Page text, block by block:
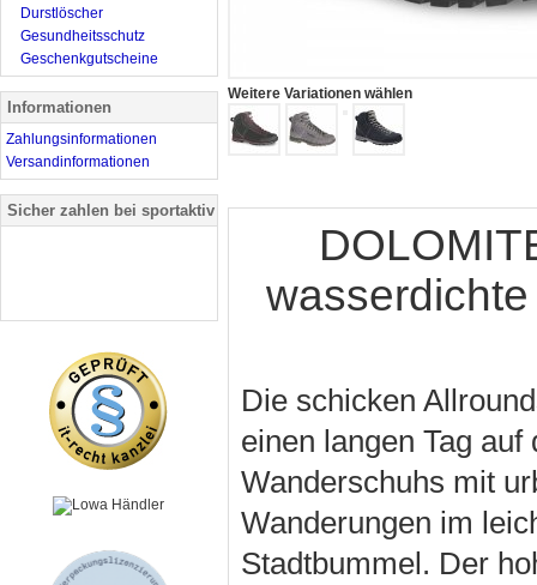
Weitere Variationen wählen
Die schicken
einen langen Tag
Wanderschuhs mit
Wanderungen im
Stadtbummel. Der
Durstlöscher
Gesundheitsschutz
Geschenkgutscheine
Informationen
Zahlungsinformationen
Versandinformationen
Sicher zahlen bei sportaktiv